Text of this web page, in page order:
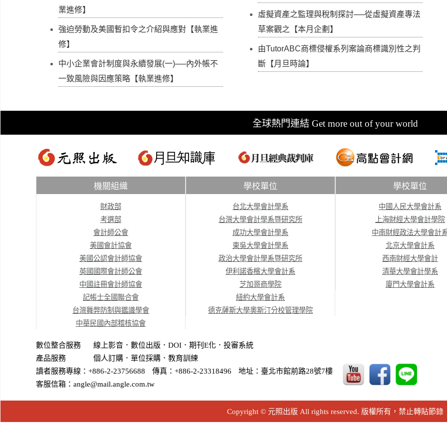
業進修】
強迫勞動及美國暫扣令之介紹與應對【執業進
修】
中小企業會計制度與永續發展(一)──內外帳不
一致風險與因應策略【執業進修】
虛擬資產之監理與稅制探討──從虛擬資產專法
草案觀之【本月企劃】
由TutorABC商標侵權系列案論商標識別性之判
斷【月旦時論】
全球熱門連結 Get more out of your world
機關組織
財政部
考選部
會計師公會
美國會計協會
美國公認會計師協會
英國國際會計師公會
中國註冊會計師協會
記帳士全國聯合會
台灣舞弊防制與鑑識學會
中華民國內部稽核協會
學校單位
台北大學會計學系
台灣大學會計學系暨研究所
成功大學會計學系
東吳大學會計學系
政治大學會計學系暨研究所
伊利諾香檳大學會計系
芝加哥商學院
紐約大學會計系
德克薩斯大學奧斯汀分校管理學院
學校單位
中國人民大學會計系
上海財經大學會計學院
中南財經政法大學會計
北京大學會計系
西南財經大學會計
清華大學會計學系
廈門大學會計系
數位整合服務 線上影音 ． 數位出版 ． DOI ． 期刊E化 ． 投審系統
產品服務
個人訂購 ． 單位採購 ．教育訓練
讀者服務專線：+886-2-23756688
傳真：+886-2-23318496
地址：臺北市館前路28號7樓
客服信箱：angle@mail.angle.com.tw
Copyright © 元照出版 All rights reserved. 版權所有，禁止轉貼節錄